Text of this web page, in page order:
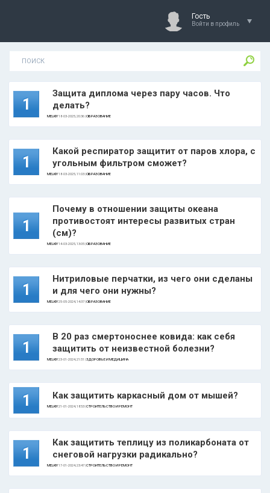
Гость
Войти в профиль
1
Защита диплома через пару часов. Что
делать?
MELKIY18-03-2025, 20:36 |ОБРАЗОВАНИЕ
1
Какой респиратор защитит от паров хлора, с
угольным фильтром сможет?
MELKIY18-03-2025, 11:03 |ОБРАЗОВАНИЕ
1
Почему в отношении защиты океана
противостоят интересы развитых стран
(см)?
MELKIY14-03-2025, 13:05 |ОБРАЗОВАНИЕ
1
Нитриловые перчатки, из чего они сделаны
и для чего они нужны?
MELKIY25-05-2024, 14:37 |ОБРАЗОВАНИЕ
1
В 20 раз смертоноснее ковида: как себя
защитить от неизвестной болезни?
MELKIY23-01-2024, 21:51 |ЗДОРОВЬЕ И МЕДИЦИНА
1 Как защитить каркасный дом от мышей?
MELKIY21-01-2024, 18:53 |СТРОИТЕЛЬСТВО И РЕМОНТ
1
Как защитить теплицу из поликарбоната от
снеговой нагрузки радикально?
MELKIY17-01-2024, 23:47 |СТРОИТЕЛЬСТВО И РЕМОНТ